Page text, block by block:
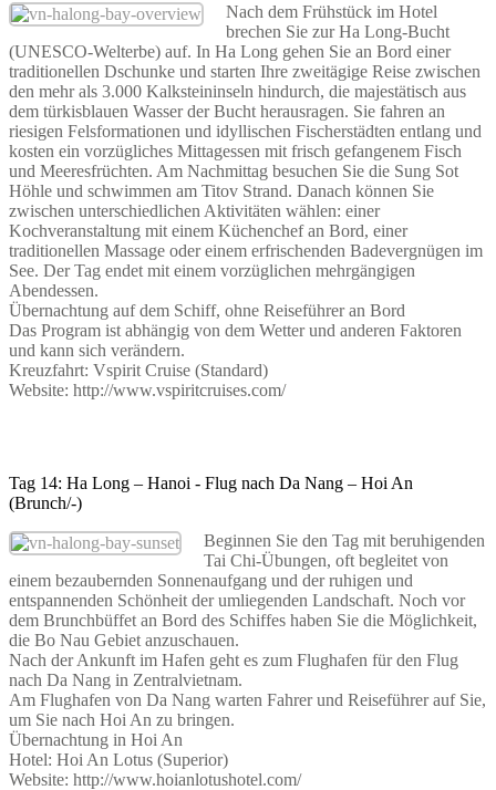
Nach dem Frühstück im Hotel
brechen Sie zur Ha Long-Bucht
(UNESCO-Welterbe) auf. In Ha Long gehen Sie an Bord einer
traditionellen Dschunke und starten Ihre zweitägige Reise zwischen
den mehr als 3.000 Kalksteininseln hindurch, die majestätisch aus
dem türkisblauen Wasser der Bucht herausragen. Sie fahren an
riesigen Felsformationen und idyllischen Fischerstädten entlang und
kosten ein vorzügliches Mittagessen mit frisch gefangenem Fisch
und Meeresfrüchten. Am Nachmittag besuchen Sie die Sung Sot
Höhle und schwimmen am Titov Strand. Danach können Sie
zwischen unterschiedlichen Aktivitäten wählen: einer
Kochveranstaltung mit einem Küchenchef an Bord, einer
traditionellen Massage oder einem erfrischenden Badevergnügen im
See. Der Tag endet mit einem vorzüglichen mehrgängigen
Abendessen.
Übernachtung auf dem Schiff, ohne Reiseführer an Bord
Das Program ist abhängig von dem Wetter und anderen Faktoren
und kann sich verändern.
Kreuzfahrt: Vspirit Cruise (Standard)
Website: http://www.vspiritcruises.com/
Tag 14: Ha Long – Hanoi - Flug nach Da Nang – Hoi An
(Brunch/-)
Beginnen Sie den Tag mit beruhigenden
Tai Chi-Übungen, oft begleitet von
einem bezaubernden Sonnenaufgang und der ruhigen und
entspannenden Schönheit der umliegenden Landschaft. Noch vor
dem Brunchbüffet an Bord des Schiffes haben Sie die Möglichkeit,
die Bo Nau Gebiet anzuschauen.
Nach der Ankunft im Hafen geht es zum Flughafen für den Flug
nach Da Nang in Zentralvietnam.
Am Flughafen von Da Nang warten Fahrer und Reiseführer auf Sie,
um Sie nach Hoi An zu bringen.
Übernachtung in Hoi An
Hotel: Hoi An Lotus (Superior)
Website: http://www.hoianlotushotel.com/